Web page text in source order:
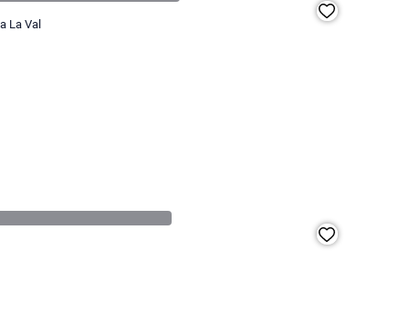
La Val